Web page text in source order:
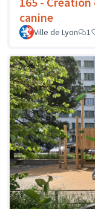
canine
Ville de Lyon 1